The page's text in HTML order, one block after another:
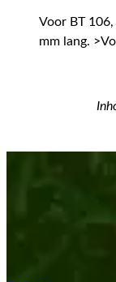
Voor BT
mm lang.